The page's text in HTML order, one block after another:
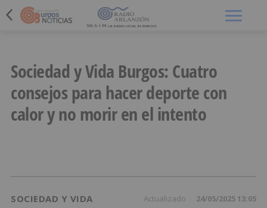
Sociedad y Vida Burgos: Cuatro
consejos para hacer deporte con
calor y no morir en el intento
SOCIEDAD Y VIDA Actualizado 24/05/2025 13:05